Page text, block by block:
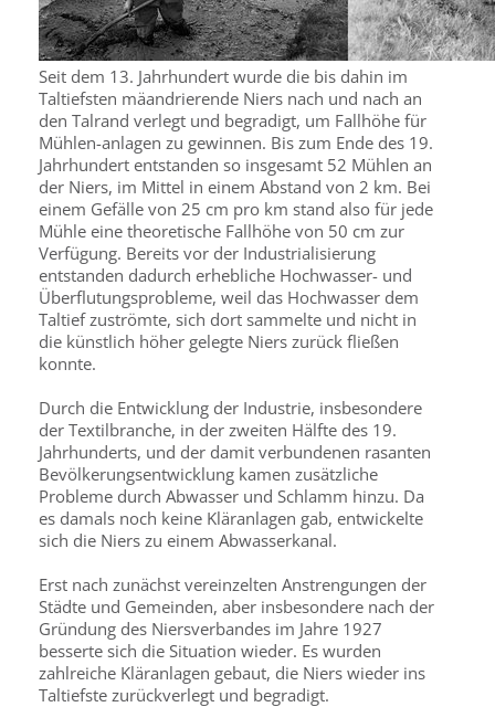
Seit dem 13. Jahrhundert wurde die bis dahin im
Taltiefsten mäandrierende Niers nach und nach an
den Talrand verlegt und begradigt, um Fallhöhe für
Mühlen-anlagen zu gewinnen. Bis zum Ende des 19.
Jahrhundert entstanden so insgesamt 52 Mühlen an
der Niers, im Mittel in einem Abstand von 2 km. Bei
einem Gefälle von 25 cm pro km stand also für jede
Mühle eine theoretische Fallhöhe von 50 cm zur
Verfügung. Bereits vor der Industrialisierung
entstanden dadurch erhebliche Hochwasser- und
Überflutungsprobleme, weil das Hochwasser dem
Taltief zuströmte, sich dort sammelte und nicht in
die künstlich höher gelegte Niers zurück fließen
konnte.
Durch die Entwicklung der Industrie, insbesondere
der Textilbranche, in der zweiten Hälfte des 19.
Jahrhunderts, und der damit verbundenen rasanten
Bevölkerungsentwicklung kamen zusätzliche
Probleme durch Abwasser und Schlamm hinzu. Da
es damals noch keine Kläranlagen gab, entwickelte
sich die Niers zu einem Abwasserkanal.
Erst nach zunächst vereinzelten Anstrengungen der
Städte und Gemeinden, aber insbesondere nach der
Gründung des Niersverbandes im Jahre 1927
besserte sich die Situation wieder. Es wurden
zahlreiche Kläranlagen gebaut, die Niers wieder ins
Taltiefste zurückverlegt und begradigt.